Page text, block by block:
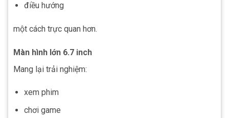
điều hướng
một cách trực quan hơn.
Màn hình lớn 6.7 inch
Mang lại trải nghiệm:
xem phim
chơi game